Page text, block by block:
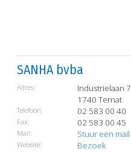
SANHA bvba
Adres:
Industrielaan 7
1740 Ternat
Telefoon: 02 583 00 40
Fax: 02 583 00 45
Mail: Stuur een mail
Website: Bezoek